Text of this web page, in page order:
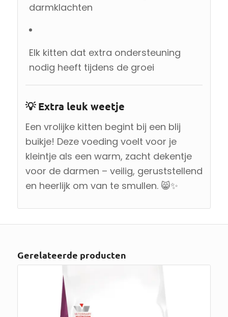
darmklachten
Elk kitten dat extra ondersteuning
nodig heeft tijdens de groei
💡 Extra leuk weetje
Een vrolijke kitten begint bij een blij
buikje! Deze voeding voelt voor je
kleintje als een warm, zacht dekentje
voor de darmen – veilig, geruststellend
en heerlijk om van te smullen. 😸✨
Gerelateerde producten